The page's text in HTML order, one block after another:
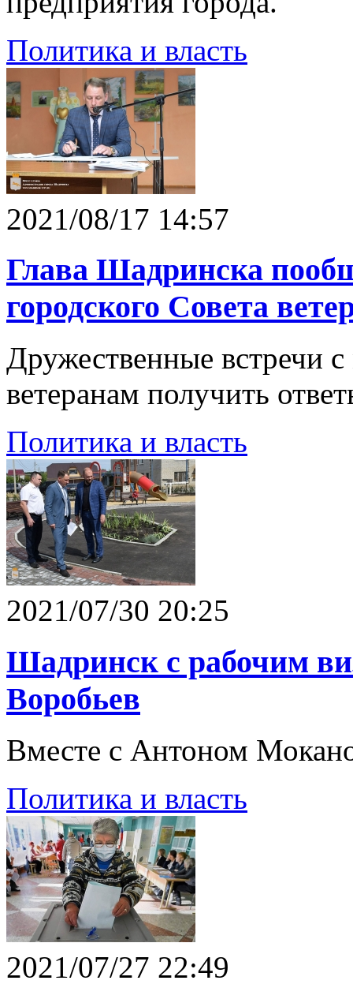
Политика и власть
2021/08/17 14:57
Глава Шадринска
городского Совета
Дружественные встречи
ветеранам получить
Политика и власть
2021/07/30 20:25
Шадринск с рабочим
Воробьев
Вместе с Антоном
Политика и власть
2021/07/27 22:49